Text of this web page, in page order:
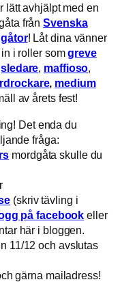
lätt avhjälpt med en
frånSvenska
! Låt dina vänner
in i roller somgreve
, maffioso,
, medium
av årets fest!
Det enda du
fråga:
mordgåta skulle du
(skriv tävling i
på facebook eller
här i bloggen.
11/12 och avslutas
gärna mailadress!